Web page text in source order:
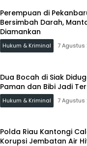
Perempuan di
Bersimbah Darah,
Diamankan
Hukum & Kriminal 7 Agustus
Dua Bocah di Siak
Paman dan Bibi Jadi
Hukum & Kriminal 7 Agustus
Polda Riau Kantongi
Korupsi Jembatan Air